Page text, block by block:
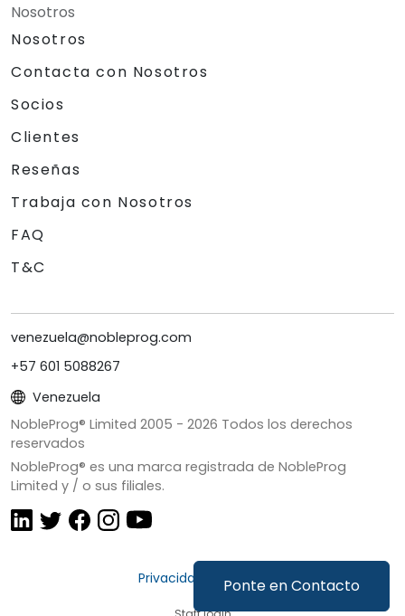
Ponte en Contacto
Nosotros
Nosotros
Contacta con Nosotros
Socios
Clientes
Reseñas
Trabaja con Nosotros
FAQ
T&C
venezuela@nobleprog.com
+57 601 5088267
Venezuela
NobleProg® Limited 2005 - 2026 Todos los derechos
reservados
NobleProg® es una marca registrada de NobleProg
Limited y / o sus filiales.
Privacidad y Cookies